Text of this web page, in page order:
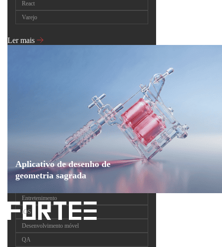
React
Varejo
Ler mais
Aplicativo de desenho de
geometria sagrada
Entretenimento
iOS
Desenvolvimento móvel
QA